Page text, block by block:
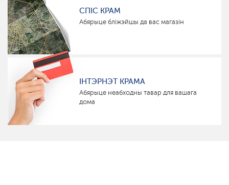
СПІС КРАМ
Абярыце бліжэйшы да вас магазін
ІНТЭРНЭТ КРАМА
Абярыце неабходны тавар для вашага
дома